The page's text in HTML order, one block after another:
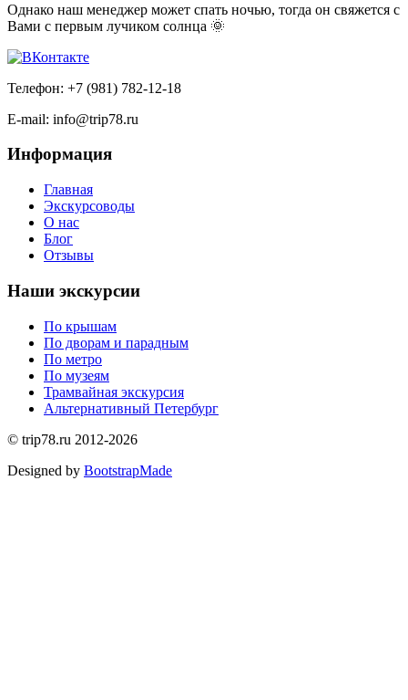
Однако наш менеджер может спать ночью, тогда он свяжется с
Вами с первым лучиком солнца 🌞
Телефон: +7 (981) 782-12-18
E-mail: info@trip78.ru
Информация
Главная
Экскурсоводы
О нас
Блог
Отзывы
Наши экскурсии
По крышам
По дворам и парадным
По метро
По музеям
Трамвайная экскурсия
Альтернативный Петербург
© trip78.ru 2012-2026
Designed by BootstrapMade